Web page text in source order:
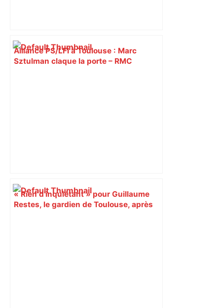
Alliance PS/LFI à Toulouse : Marc
Sztulman claque la porte – RMC
« Rien d'inquiétant » pour Guillaume
Restes, le gardien de Toulouse, après